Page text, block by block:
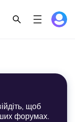
щоб
форумах.